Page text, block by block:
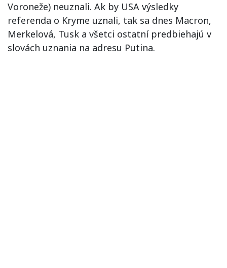
Voroneže) neuznali. Ak by USA výsledky
referenda o Kryme uznali, tak sa dnes Macron,
Merkelová, Tusk a všetci ostatní predbiehajú v
slovách uznania na adresu Putina.